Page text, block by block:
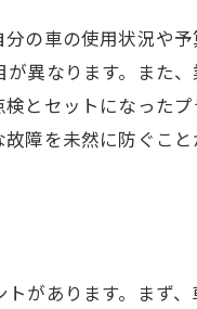
な書類の確認
内容について
リシーを理解する
応方法を知る
前に行うべき車検
の車の使用状況や
異なります。また
とセットになった
障を未然に防ぐこ
があります。まず